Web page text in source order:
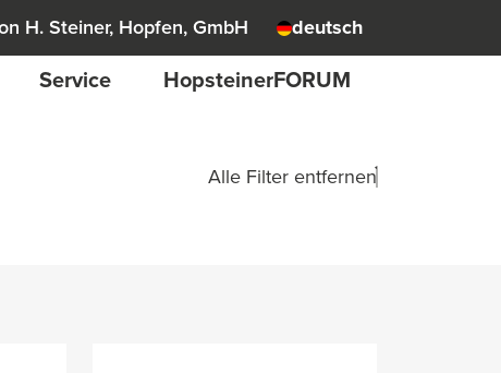
H. Steiner, Hopfen, GmbH deutsch
Service HopsteinerFORUM
Alle Filter entfernen